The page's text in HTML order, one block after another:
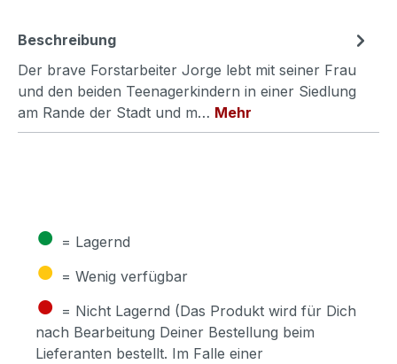
Beschreibung
Der brave Forstarbeiter Jorge lebt mit seiner Frau
und den beiden Teenagerkindern in einer Siedlung
am Rande der Stadt und m… Mehr
● = Lagernd
● = Wenig verfügbar
● = Nicht Lagernd (Das Produkt wird für Dich
nach Bearbeitung Deiner Bestellung beim
Lieferanten bestellt. Im Falle einer